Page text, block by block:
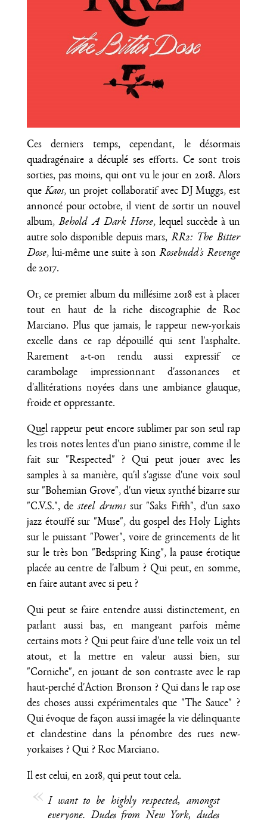
Ces derniers temps, cependant, le désormais
quadragénaire a décuplé ses efforts. Ce sont trois
sorties, pas moins, qui ont vu le jour en 2018. Alors
que Kaos, un projet collaboratif avec DJ Muggs, est
annoncé pour octobre, il vient de sortir un nouvel
album, Behold A Dark Horse, lequel succède à un
autre solo disponible depuis mars, RR2: The Bitter
Dose, lui-même une suite à sonRosebudd's Revenge
de 2017.
Or, ce premier album du millésime 2018 est à placer
tout en haut de la riche discographie de Roc
Marciano. Plus que jamais, le rappeur new-yorkais
excelle dans ce rap dépouillé qui sent l'asphalte.
Rarement a-t-on rendu aussi expressif ce
carambolage impressionnant d'assonances et
d'allitérations noyées dans une ambiance glauque,
froide et oppressante.
Quel rappeur peut encore sublimer par son seul rap
les trois notes lentes d'un piano sinistre, comme il le
fait sur "Respected" ? Qui peut jouer avec les
samples à sa manière, qu'il s'agisse d'une voix soul
sur "Bohemian Grove", d'un vieux synthé bizarre sur
"C.V.S.", desteel drumssur "Saks Fifth", d'un saxo
jazz étouffé sur "Muse", du gospel des Holy Lights
sur le puissant "Power", voire de grincements de lit
sur le très bon "Bedspring King", la pause érotique
placée au centre de l'album ? Qui peut, en somme,
en faire autant avec si peu ?
Qui peut se faire entendre aussi distinctement, en
parlant aussi bas, en mangeant parfois même
certains mots ? Qui peut faire d'une telle voix un tel
atout, et la mettre en valeur aussi bien, sur
"Corniche", en jouant de son contraste avec le rap
haut-perché d'Action Bronson ? Qui dans le rap ose
des choses aussi expérimentales que "The Sauce" ?
Qui évoque de façon aussi imagée la vie délinquante
et clandestine dans la pénombre des rues new-
yorkaises ? Qui ? Roc Marciano.
Il est celui, en 2018, qui peut tout cela.
I want to be highly respected, amongst
everyone. Dudes from New York, dudes